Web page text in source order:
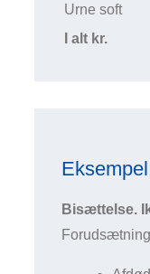
Urne soft
I alt kr.
Bisættelse.